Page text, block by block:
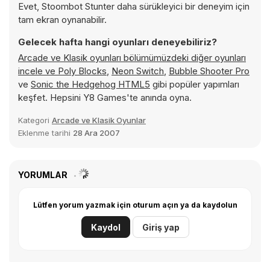
Evet, Stoombot Stunter daha sürükleyici bir deneyim için
tam ekran oynanabilir.
Gelecek hafta hangi oyunları deneyebiliriz?
Arcade ve Klasik oyunları bölümümüzdeki diğer oyunları
incele ve Poly Blocks, Neon Switch, Bubble Shooter Pro
ve Sonic the Hedgehog HTML5 gibi popüler yapımları
keşfet. Hepsini Y8 Games'te anında oyna.
Kategori Arcade ve Klasik Oyunlar
Eklenme tarihi 28 Ara 2007
YORUMLAR
Lütfen yorum yazmak için oturum açın ya da kaydolun
Kaydol Giriş yap